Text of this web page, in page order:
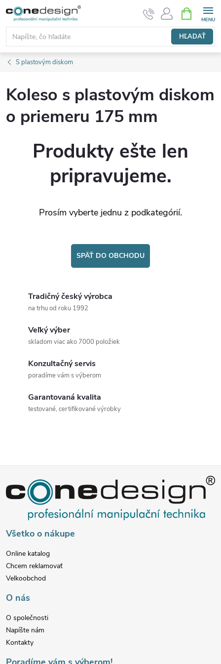
Prejsť
obsah
HĽADAŤ
KOŠÍK
S plastovým diskom
Koleso s plastovým diskom
o priemeru 175 mm
Produkty ešte len
pripravujeme.
Prosím vyberte jednu z podkategórií.
SPÄŤ DO OBCHODU
Tradičný český výrobca
na trhu od roku 1992
Veľký výber
skladom viac ako 7000 položiek
Konzultačný servis
poradíme vám s výberom
Garantovaná kvalita
testované, certifikované výrobky
á
p
ä
t
e
Všetko o nákupe
Online katalog
Chcem reklamovať
Velkoobchod
O nás
O společnosti
Napíšte nám
Kontakty